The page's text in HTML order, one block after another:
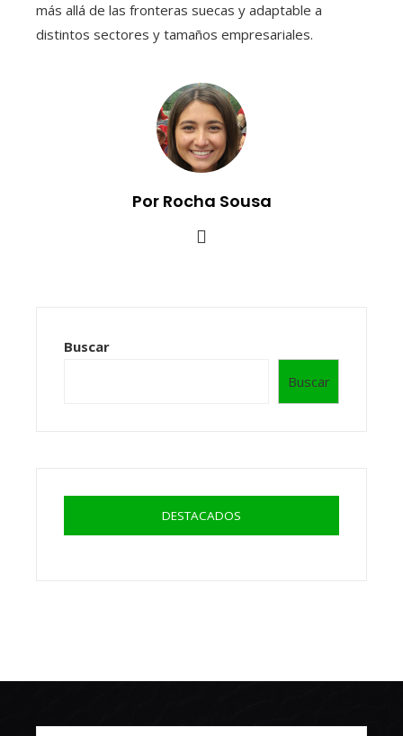
más allá de las fronteras suecas y adaptable a
distintos sectores y tamaños empresariales.
Por Rocha Sousa
Buscar
Buscar
DESTACADOS